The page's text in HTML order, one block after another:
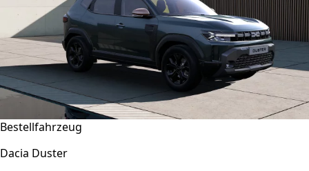
Bestellfahrzeug
Dacia Duster